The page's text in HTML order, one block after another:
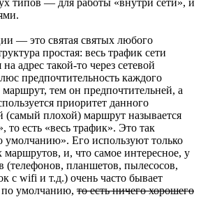
— это святая святых любого
простая: весь трафик сети
адрес такой-то через сетевой
предпочтительность каждого
тем он предпочтительней, а
приоритет данного
плохой) маршрут называется
то есть «весь трафик». Это так
Его используют только
маршрутов, и, что самое интересное, у
планшетов, пылесосов,
с wifi и т.д.) очень часто бывает
умолчанию, то есть ничего хорошего